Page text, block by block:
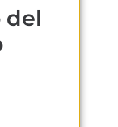
del